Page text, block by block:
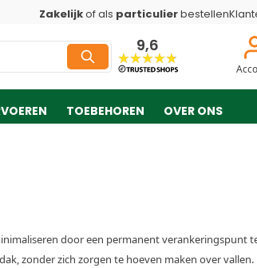
Zakelijkof als particulierbestellen
9,6
TOEBEHOREN OVER ONS
door een permanent verankeringspunt
zonder zich zorgen te hoeven maken over vallen.